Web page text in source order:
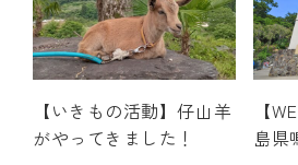
【いきもの活動】仔山羊
がやってきました！
【
島県